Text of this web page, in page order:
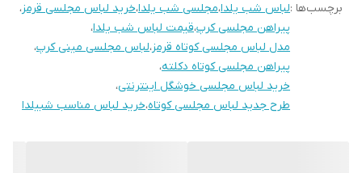
برچسب‌ها :لباس شب یلدا،مجلسی شب یلدا،خرید لباس مجلسی قرمز،
پیراهن مجلسی کرپ،قیمت لباس شب یلدا،
مدل لباس مجلسی کوتاه قرمز،لباس مجلسی مینی کرپ،
پیراهن مجلسی کوتاه دکلته،
خرید لباس مجلسی خوشگل اینترنتی،
طرح جدید لباس مجلسی کوتاه،خرید لباس مناسب شبیلدا